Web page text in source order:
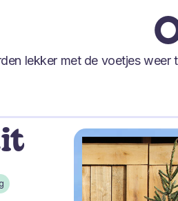
lekker met de voetjes